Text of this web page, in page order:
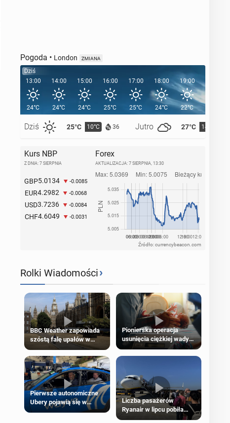
Pogoda • London ZMIANA
Dziś
13:00
24°C
Dziś 25°C 10°C 36 Jutro 27°C 14°C
14:00
24°C
15:00
24°C
16:00
25°C
17:00
25°C
18:00
24°C
19:00
22°C
20:00
Kurs NBP
Z DNIA: 7 SIERPNIA
GBP5.0134 -0.0085
EUR4.2982 -0.0068
USD3.7236 -0.0084
CHF4.6049 -0.0031
Forex
AKTUALIZACJA: 7 SIERPNIA, 13:30
Źródło: currencybeacon.com
Rolki Wiadomości›
BBC Weather zapowiada
szóstą falę upałów w
Pionierska operacja
usunięcia ciężkiej wady
wrodzonej płodu w łonie
matki
Pierwsze autonomiczne
Ubery pojawią się w
Londynie jeszcze tego
Liczba pasażerów
Ryanair w lipcu pobiła
rekord